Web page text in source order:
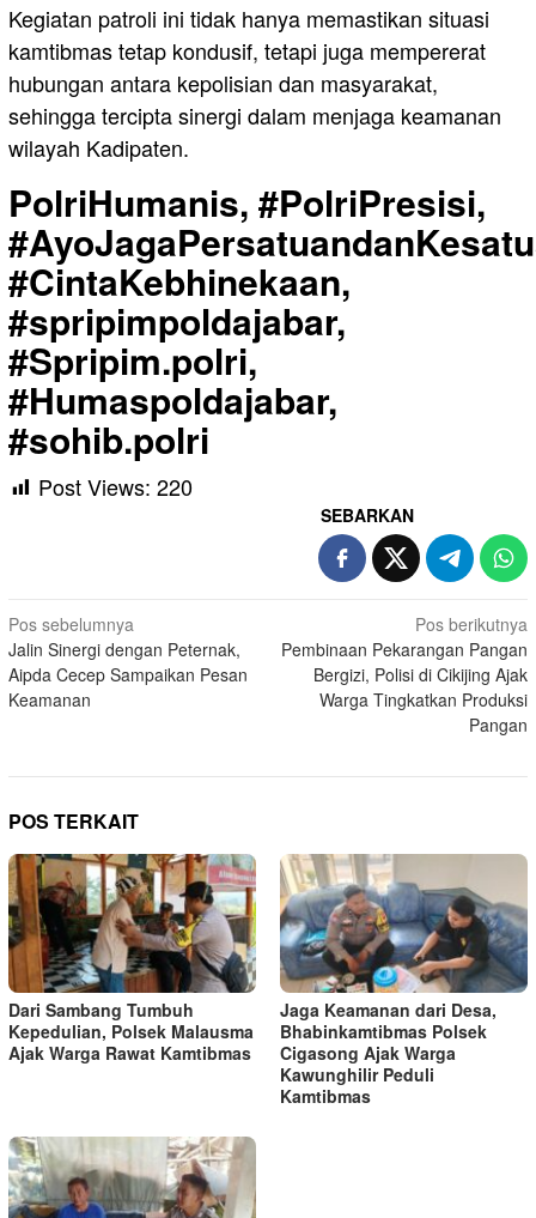
Kegiatan patroli ini tidak hanya memastikan situasi
kamtibmas tetap kondusif, tetapi juga mempererat
hubungan antara kepolisian dan masyarakat,
sehingga tercipta sinergi dalam menjaga keamanan
wilayah Kadipaten.
PolriHumanis, #PolriPresisi,
#CintaKebhinekaan,
#spripimpoldajabar,
#Spripim.polri,
#Humaspoldajabar,
#sohib.polri
Post Views: 220
SEBARKAN
Navigasi
pos
Pos sebelumnya
Jalin Sinergi dengan Peternak,
Aipda Cecep Sampaikan Pesan
Keamanan
Pos berikutnya
Pembinaan Pekarangan Pangan
Bergizi, Polisi di Cikijing Ajak
Warga Tingkatkan Produksi
Pangan
POS TERKAIT
Dari Sambang Tumbuh
Kepedulian, Polsek Malausma
Ajak Warga Rawat Kamtibmas
Jaga Keamanan dari Desa,
Bhabinkamtibmas Polsek
Cigasong Ajak Warga
Kawunghilir Peduli
Kamtibmas